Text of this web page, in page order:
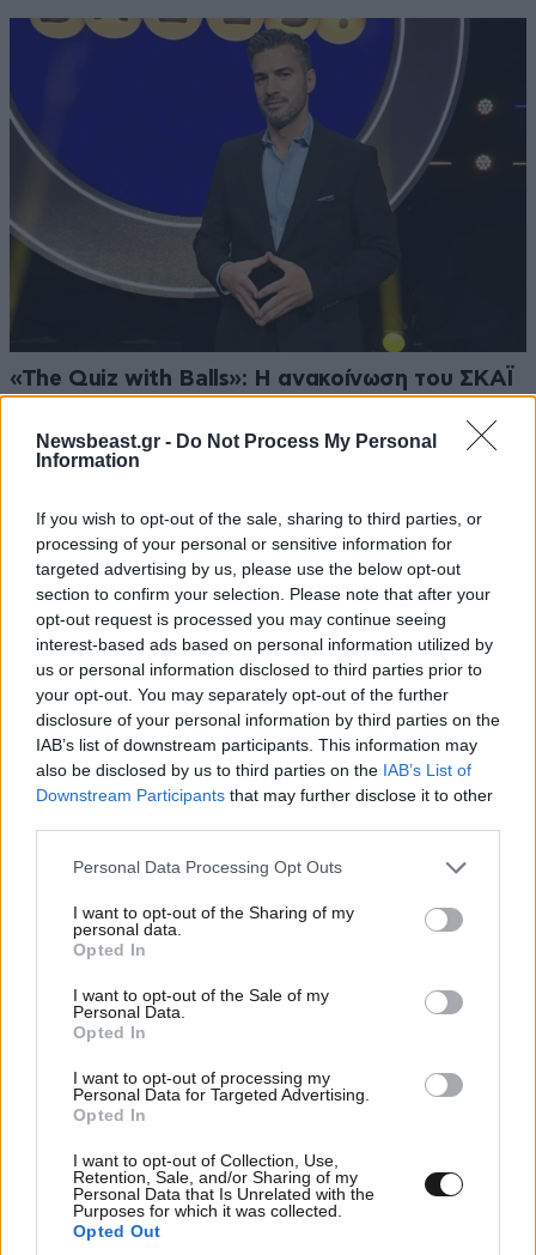
Newsbeast.gr - Do Not Process My Personal
Information
If you wish to opt-out of the sale, sharing to third parties, or
processing of your personal or sensitive information for
targeted advertising by us, please use the below opt-out
section to confirm your selection. Please note that after your
opt-out request is processed you may continue seeing
interest-based ads based on personal information utilized by
us or personal information disclosed to third parties prior to
your opt-out. You may separately opt-out of the further
disclosure of your personal information by third parties on the
IAB’s list of downstream participants. This information may
also be disclosed by us to third parties on the IAB’s List of
Downstream Participants that may further disclose it to other
Please note that this website/app uses one or more Google
not limited to your visit or usage behaviour. You may click to
grant or deny consent to Google and its third-party tags to
use your data for below specified purposes in below Google
consent section.
Personal Data Processing Opt Outs
I want to opt-out of the Sharing of my
personal data.
Opted In
I want to opt-out of the Sale of my
Personal Data.
Opted In
I want to opt-out of processing my
Personal Data for Targeted Advertising.
Opted In
I want to opt-out of Collection, Use,
Retention, Sale, and/or Sharing of my
Personal Data that Is Unrelated with the
Purposes for which it was collected.
Opted Out
«The Quiz with Balls»: Η ανακοίνωση του ΣΚΑΪ
Τσιμιτσέλη
«Stars System»: Η ανακοίνωση του STAR για
την καθημερινή εκπομπή της Άσης Μπήλιου